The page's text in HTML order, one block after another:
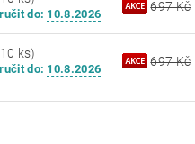
do: 10.8.2026
697 Kč
ks)
do: 10.8.2026
697 Kč